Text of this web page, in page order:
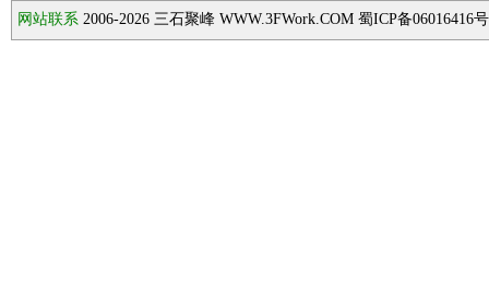
网站联系 2006-2026 三石聚峰 WWW.3FWork.COM 蜀ICP备06016416号